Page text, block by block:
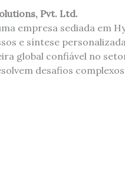
Pvt. Ltd.
empresa sediada em
e síntese
global confiável no
desafios